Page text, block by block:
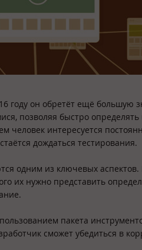
году он обретёт ещё
позволяя быстро
человек интересуется
дождаться тестирования.
одним из ключевых
их нужно представить
пакета
сможет убедиться в